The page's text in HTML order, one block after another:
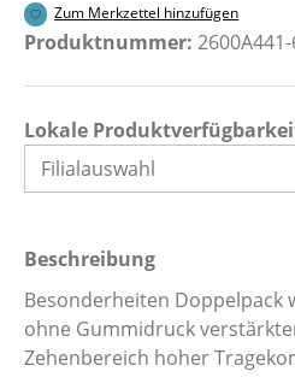
Zum Merkzettel hinzufügen
Produktnummer: 2600A441-
Lokale
Beschreibung
Besonderheiten Doppelpack
ohne Gummidruck
Zehenbereich hoher